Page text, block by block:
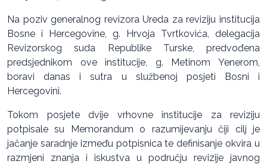
Na poziv generalnog revizora Ureda za reviziju institucija
Bosne i Hercegovine, g. Hrvoja Tvrtkovića, delegacija
Revizorskog suda Republike Turske, predvođena
predsjednikom ove institucije, g. Metinom Yenerom,
boravi danas i sutra u službenoj posjeti Bosni i
Hercegovini.
Tokom posjete dvije vrhovne institucije za reviziju
potpisale su Memorandum o razumijevanju čiji cilj je
jačanje saradnje između potpisnica te definisanje okvira u
razmjeni znanja i iskustva u području revizije javnog